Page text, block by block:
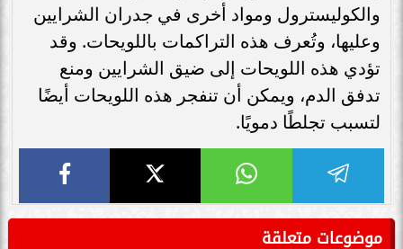
والكوليسترول ومواد أخرى في جدران الشرايين
وعليها، وتُعرف هذه التراكمات باللويحات. وقد
تؤدي هذه اللويحات إلى ضيق الشرايين ومنع
تدفق الدم، ويمكن أن تنفجر هذه اللويحات أيضًا
لتسبب تجلطًا دمويًا.
موضوعات متعلقة